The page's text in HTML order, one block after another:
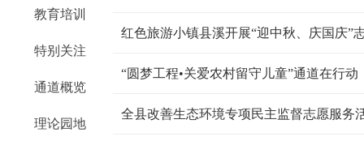
教育培训
特别关注
通道概览
理论园地
红色旅游小镇县溪开展“迎中秋、庆国庆”
“圆梦工程•关爱农村留守儿童”通道在行动
全县改善生态环境专项民主监督志愿服务